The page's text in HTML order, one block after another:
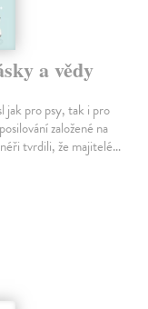
a vědy
jak pro psy, tak i pro
založené na
tvrdili, že majitelé…